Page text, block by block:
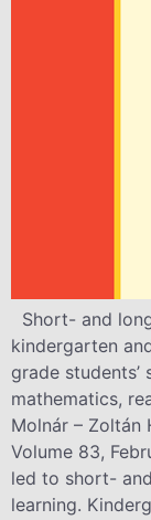
Short- and
kindergarten
grade students’
mathematics,
Molnár – Zoltán
Volume 83,
led to short-
learning.